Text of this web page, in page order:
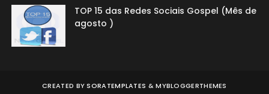
TOP 15 das Redes Sociais Gospel (Mês de
agosto )
CREATED BYSORATEMPLATES &MYBLOGGERTHEMES